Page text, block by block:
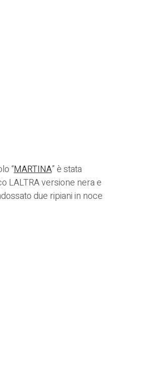
“MARTINA” è stata
LALTRA versione nera e
due ripiani in noce